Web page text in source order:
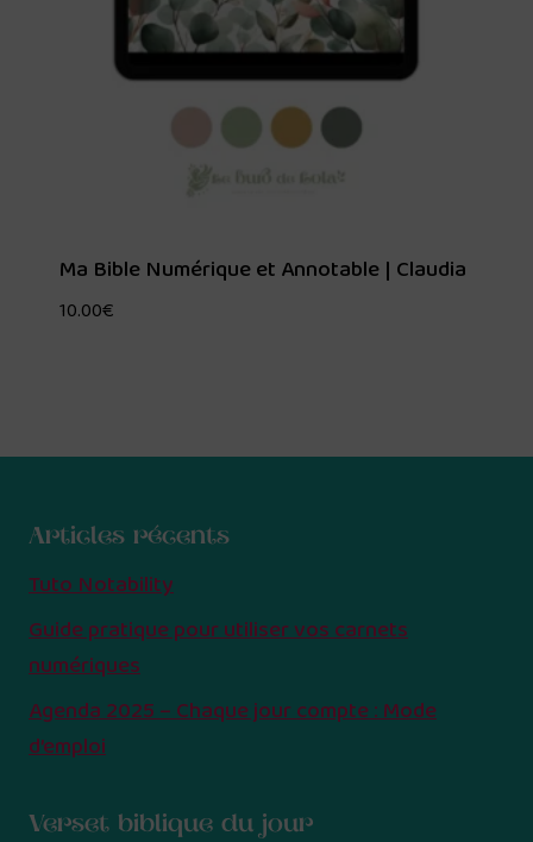
Ma Bible Numérique et Annotable | Claudia
10.00€
Articles récents
Tuto Notability
Guide pratique pour utiliser vos carnets
numériques
Agenda 2025 – Chaque jour compte : Mode
d’emploi
Verset biblique du jour